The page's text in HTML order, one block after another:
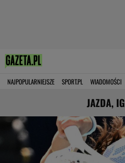
NAJPOPULARNIEJSZE SPORT.PL WIADOMOŚCI
JAZDA,